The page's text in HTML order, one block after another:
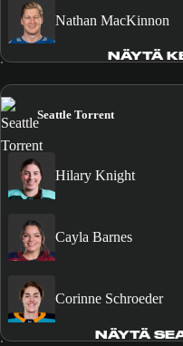
Nathan MacKinnon
NÄYTÄ
Seattle Torrent
Hilary Knight
Cayla Barnes
Corinne Schroeder
NÄYTÄ